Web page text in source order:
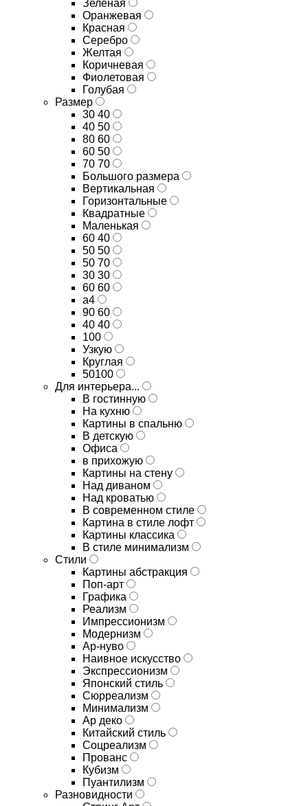
Зеленая
Оранжевая
Красная
Серебро
Желтая
Коричневая
Фиолетовая
Голубая
Размер
30 40
40 50
80 60
60 50
70 70
Большого размера
Вертикальная
Горизонтальные
Квадратные
Маленькая
60 40
50 50
50 70
30 30
60 60
а4
90 60
40 40
100
Узкую
Круглая
50100
Для интерьера...
В гостинную
На кухню
Картины в спальню
В детскую
Офиса
в прихожую
Картины на стену
Над диваном
Над кроватью
В современном стиле
Картина в стиле лофт
Картины классика
В стиле минимализм
Стили
Картины абстракция
Поп-арт
Графика
Реализм
Импрессионизм
Модернизм
Ар-нуво
Наивное искусство
Экспрессионизм
Японский стиль
Сюрреализм
Минимализм
Ар деко
Китайский стиль
Соцреализм
Прованс
Кубизм
Пуантилизм
Разновидности